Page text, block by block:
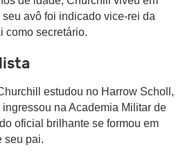
avô foi indicado vice-rei da
como secretário.
estudou no Harrow Scholl,
na Academia Militar de
oficial brilhante se formou em
seu pai.